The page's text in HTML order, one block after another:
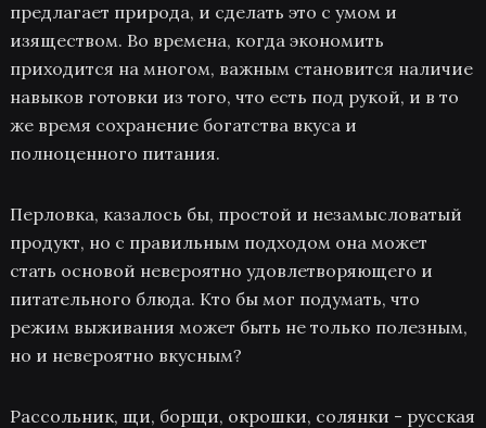
предлагает природа, и сделать это с умом и
изяществом. Во времена, когда экономить
приходится на многом, важным становится наличие
навыков готовки из того, что есть под рукой, и в то
же время сохранение богатства вкуса и
полноценного питания.
Перловка, казалось бы, простой и незамысловатый
продукт, но с правильным подходом она может
стать основой невероятно удовлетворяющего и
питательного блюда. Кто бы мог подумать, что
режим выживания может быть не только полезным,
но и невероятно вкусным?
Рассольник, щи, борщи, окрошки, солянки - русская